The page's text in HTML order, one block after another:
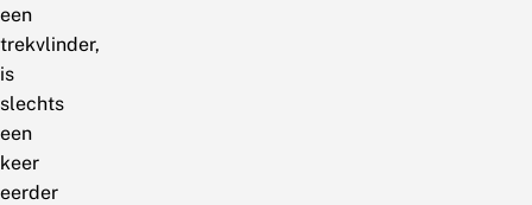
een
trekvlinder,
is
slechts
een
keer
eerder